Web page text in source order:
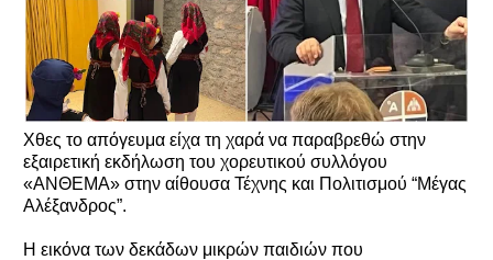
Χθες το απόγευμα είχα τη χαρά να παραβρεθώ στην
εξαιρετική εκδήλωση του χορευτικού συλλόγου
«ΑΝΘΕΜΑ» στην αίθουσα Τέχνης και Πολιτισμού “Μέγας
Αλέξανδρος”.
Η εικόνα των δεκάδων μικρών παιδιών που